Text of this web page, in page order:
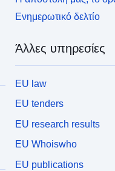
Ενημερωτικό δελτίο
Άλλες υπηρεσίες
EU law
EU tenders
EU research results
EU Whoiswho
EU publications